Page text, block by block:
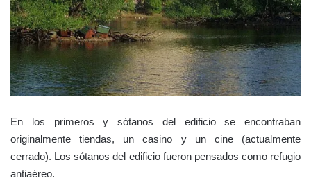
En los primeros y sótanos del edificio se encontraban
originalmente tiendas, un casino y un cine (actualmente
cerrado). Los sótanos del edificio fueron pensados como refugio
antiaéreo.